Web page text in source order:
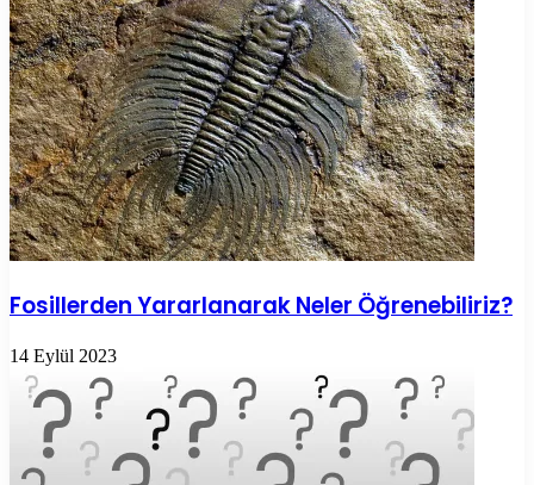
Fosillerden Yararlanarak Neler Öğrenebiliriz?
14 Eylül 2023